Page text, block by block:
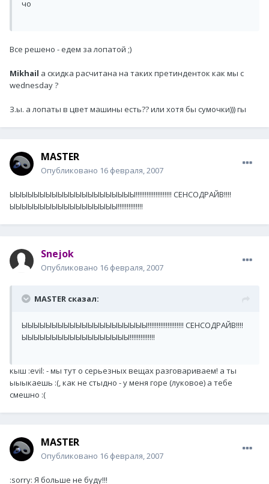
чо
Все решено - едем за лопатой ;)
Mikhail а скидка расчитана на таких претинденток как мы с
wednesday ?
З.ы. а лопаты в цвет машины есть?? или хотя бы сумочки))) гы
MASTER
Опубликовано 16 февраля, 2007
ЫЫЫЫЫЫЫЫЫЫЫЫЫЫЫЫЫЫЫЫЫ!!!!!!!!!!!!!!!!!!!! СЕНСОДРАЙВ!!!!
ЫЫЫЫЫЫЫЫЫЫЫЫЫЫЫЫЫЫ!!!!!!!!!!!!!!
Snejok
Опубликовано 16 февраля, 2007
MASTER сказал:
ЫЫЫЫЫЫЫЫЫЫЫЫЫЫЫЫЫЫЫЫЫ!!!!!!!!!!!!!!!!!!!! СЕНСОДРАЙВ!!!!
ЫЫЫЫЫЫЫЫЫЫЫЫЫЫЫЫЫЫ!!!!!!!!!!!!!!
кыш :evil: - мы тут о серьезных вещах разговариваем! а ты
ыыыкаешь :(, как не стыдно - у меня горе (луковое) а тебе
смешно :(
MASTER
Опубликовано 16 февраля, 2007
:sorry: Я больше не буду!!!